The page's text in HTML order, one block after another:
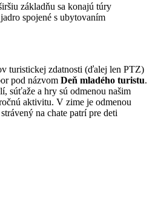
základňu sa konajú túry
spojené s ubytovaním
turistickej zdatnosti (ďalej len PTZ)
pod názvom Deň mladého turistu.
súťaže a hry sú odmenou našim
aktivitu. V zime je odmenou
na chate patrí pre deti